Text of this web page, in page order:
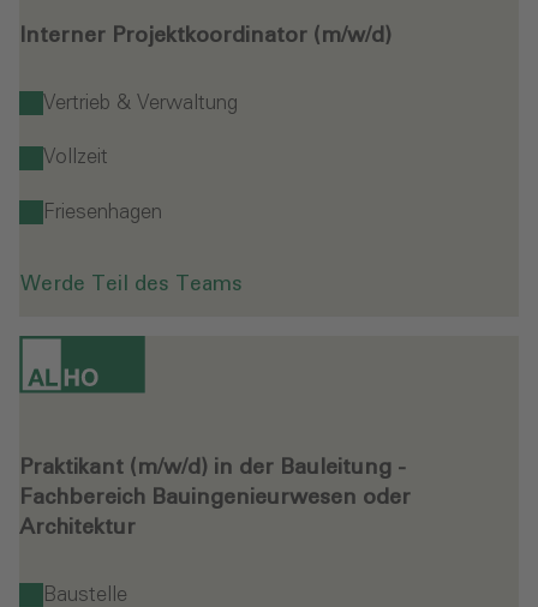
Interner Projektkoordinator (m/w/d)
Vertrieb & Verwaltung
Vollzeit
Friesenhagen
Werde Teil des Teams
Praktikant (m/w/d) in der Bauleitung -
Fachbereich Bauingenieurwesen oder
Architektur
Baustelle